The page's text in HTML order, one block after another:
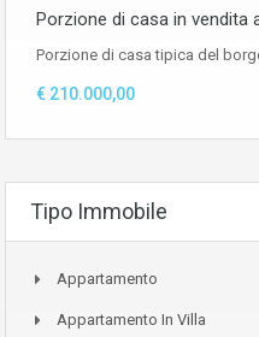
Porzione di casa in vendita
Porzione di casa tipica del
€ 210.000,00
Tipo Immobile
Appartamento
Appartamento In Villa